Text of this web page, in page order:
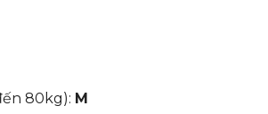
80kg): M